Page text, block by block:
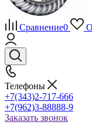
Сравнение0
Телефоны
+7(343)2-717-666
+7(962)3-88888-9
Заказать звонок